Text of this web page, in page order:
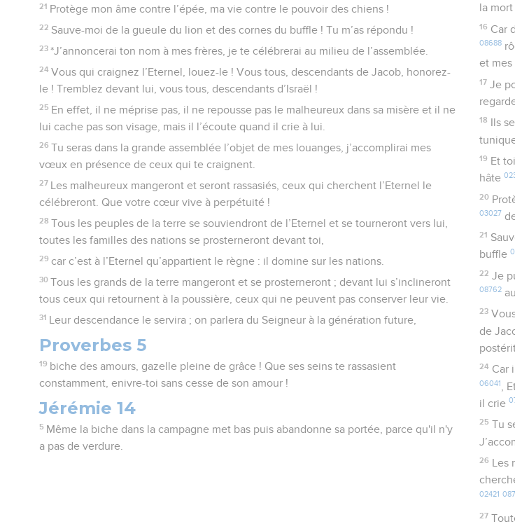
21 Protège mon âme contre l’épée, ma vie contre le pouvoir des chiens !
22 Sauve-moi de la gueule du lion et des cornes du buffle ! Tu m’as répondu !
23 *J’annoncerai ton nom à mes frères, je te célébrerai au milieu de l’assemblée.
24 Vous qui craignez l’Eternel, louez-le ! Vous tous, descendants de Jacob, honorez-
le ! Tremblez devant lui, vous tous, descendants d’Israël !
25 En effet, il ne méprise pas, il ne repousse pas le malheureux dans sa misère et il ne
lui cache pas son visage, mais il l’écoute quand il crie à lui.
26 Tu seras dans la grande assemblée l’objet de mes louanges, j’accomplirai mes
vœux en présence de ceux qui te craignent.
27
Les malheureux mangeront et seront rassasiés, ceux qui cherchent l’Eternel le
célébreront. Que votre cœur vive à perpétuité !
28 Tous les peuples de la terre se souviendront de l’Eternel et se tourneront vers lui,
toutes les familles des nations se prosterneront devant toi,
29 car c’est à l’Eternel qu’appartient le règne : il domine sur les nations.
30 Tous les grands de la terre mangeront et se prosterneront ; devant lui s’inclineront
tous ceux qui retournent à la poussière, ceux qui ne peuvent pas conserver leur vie.
31 Leur descendance le servira ; on parlera du Seigneur à la génération future,
Proverbes 5
19 biche des amours, gazelle pleine de grâce ! Que ses seins te rassasient
constamment, enivre-toi sans cesse de son amour !
Jérémie 14
5 Même la biche dans la campagne met bas puis abandonne sa portée, parce qu'il n'y
a pas de verdure.
la
16 Car
08688
et
17 Je
18 Ils
19 Et
hâte
20
03027
21
buffle
22 Je
08762
23
de
24 Car
06041 ,
il crie
25 Tu
26 Les
02421
27